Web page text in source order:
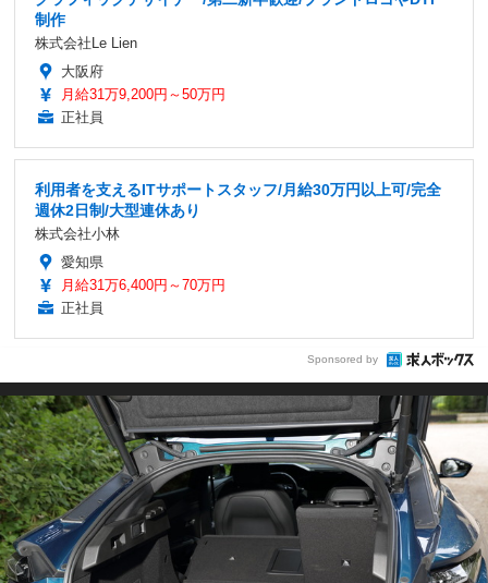
制作
株式会社Le Lien
大阪府
月給31万9,200円～50万円
正社員
利用者を支えるITサポートスタッフ/月給30万円以上可/完全
週休2日制/大型連休あり
株式会社小林
愛知県
月給31万6,400円～70万円
正社員
Sponsored by